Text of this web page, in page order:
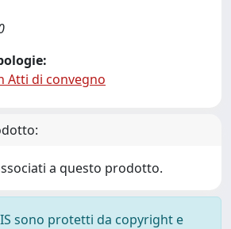
Atti di convegno
a questo prodotto.
sono protetti da copyright e